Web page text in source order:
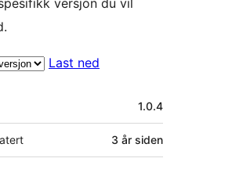
Last ned
1.0.4
3 år siden